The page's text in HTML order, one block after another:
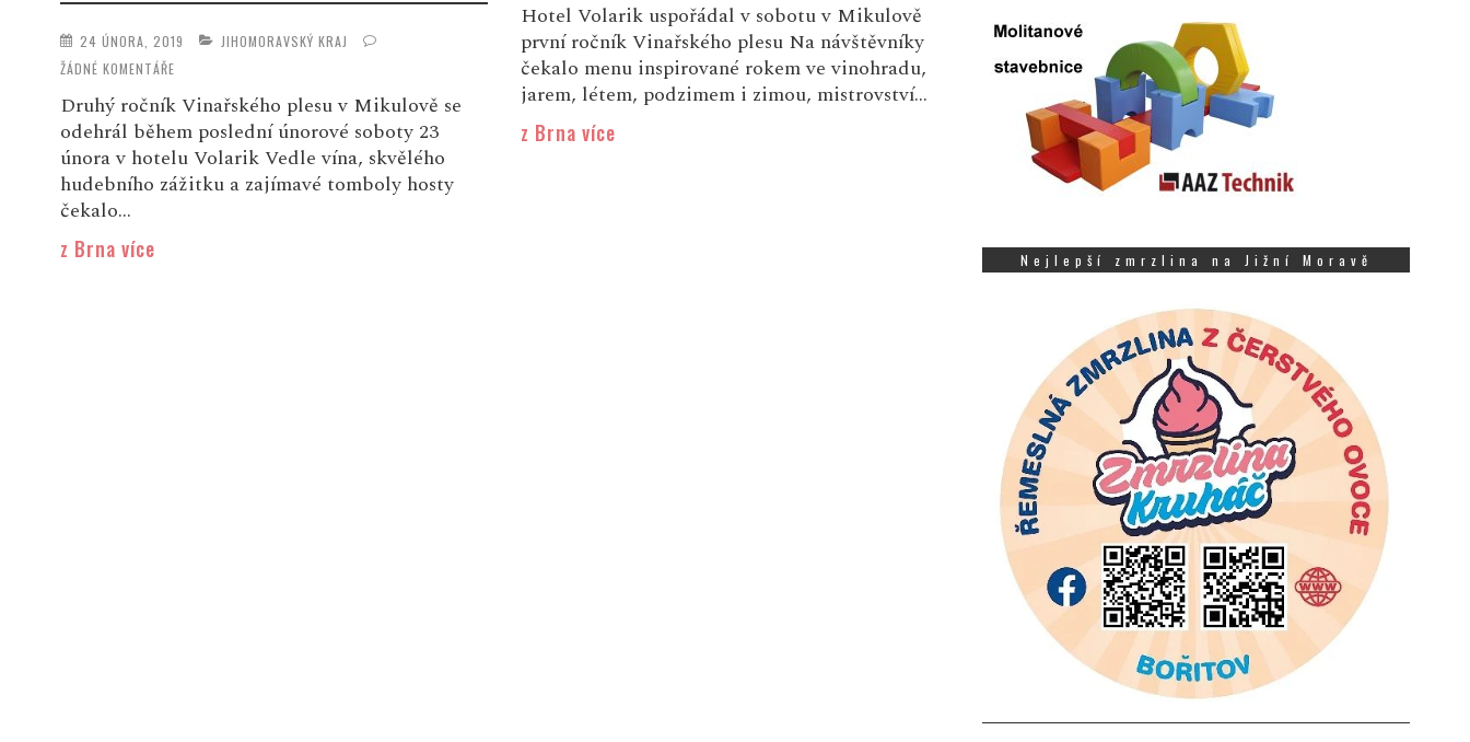
24 ÚNORA, 2019
JIHOMORAVSKÝ KRAJ
ŽÁDNÉ KOMENTÁŘE
Druhý ročník Vinařského plesu v Mikulově se
odehrál během poslední únorové soboty 23
února v hotelu Volarik Vedle vína, skvělého
hudebního zážitku a zajímavé tomboly hosty
čekalo...
z Brna více
Hotel Volarik uspořádal v sobotu v Mikulově
první ročník Vinařského plesu Na návštěvníky
čekalo menu inspirované rokem ve vinohradu,
jarem, létem, podzimem i zimou, mistrovství...
z Brna více
Nejlepší zmrzlina na Jižní Moravě